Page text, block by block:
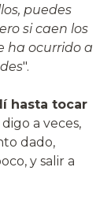
puedes
si caen los
ha ocurrido a
".
hasta tocar
a veces,
dado,
y salir a